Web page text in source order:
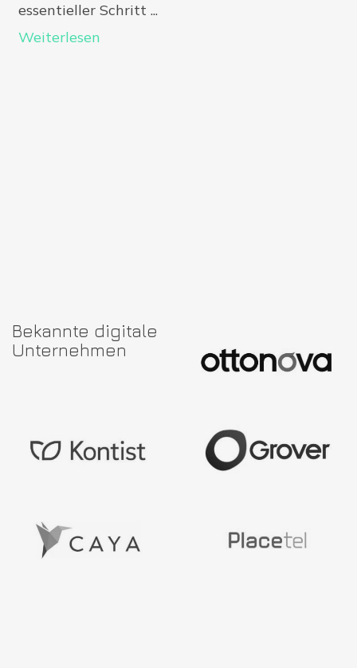
essentieller Schritt ...
Weiterlesen
Bekannte digitale
Unternehmen